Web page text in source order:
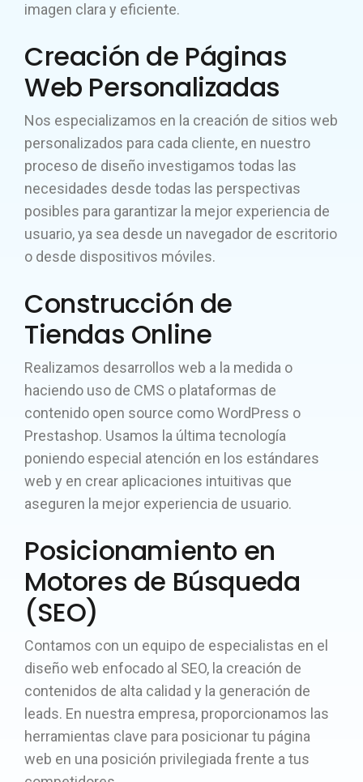
imagen clara y eficiente.
Creación de Páginas
Web Personalizadas
Nos especializamos en la creación de sitios web
personalizados para cada cliente, en nuestro
proceso de diseño investigamos todas las
necesidades desde todas las perspectivas
posibles para garantizar la mejor experiencia de
usuario, ya sea desde un navegador de escritorio
o desde dispositivos móviles.
Construcción de
Tiendas Online
Realizamos desarrollos web a la medida o
haciendo uso de CMS o plataformas de
contenido open source como WordPress o
Prestashop. Usamos la última tecnología
poniendo especial atención en los estándares
web y en crear aplicaciones intuitivas que
aseguren la mejor experiencia de usuario.
Posicionamiento en
Motores de Búsqueda
(SEO)
Contamos con un equipo de especialistas en el
diseño web enfocado al SEO, la creación de
contenidos de alta calidad y la generación de
leads. En nuestra empresa, proporcionamos las
herramientas clave para posicionar tu página
web en una posición privilegiada frente a tus